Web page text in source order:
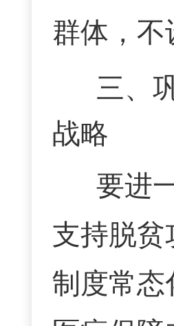
群体，不
三、
战略
要进
支持脱贫
制度常态